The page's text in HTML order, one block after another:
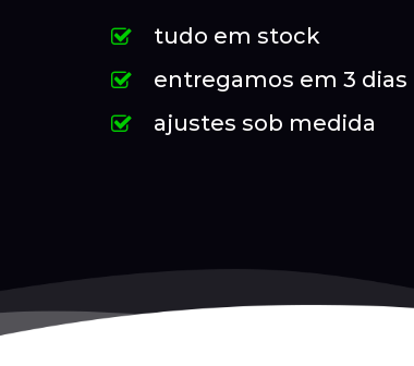
tudo em stock
entregamos em 3 dias
ajustes sob medida